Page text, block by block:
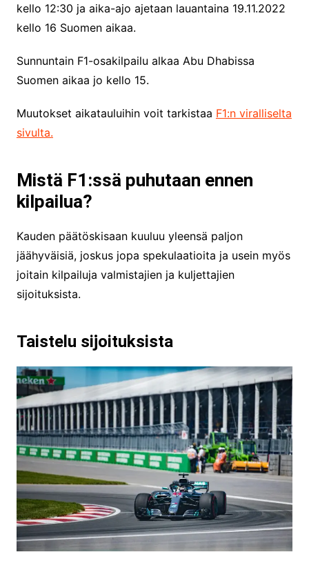
kello 12:30 ja aika-ajo ajetaan lauantaina 19.11.2022
kello 16 Suomen aikaa.
Sunnuntain F1-osakilpailu alkaa Abu Dhabissa
Suomen aikaa jo kello 15.
Muutokset aikatauluihin voit tarkistaa F1:n viralliselta
sivulta.
Mistä F1:ssä puhutaan ennen
kilpailua?
Kauden päätöskisaan kuuluu yleensä paljon
jäähyväisiä, joskus jopa spekulaatioita ja usein myös
joitain kilpailuja valmistajien ja kuljettajien
sijoituksista.
Taistelu sijoituksista